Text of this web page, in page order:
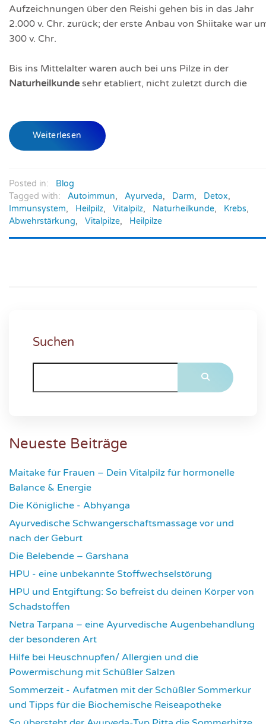
Aufzeichnungen über den Reishi gehen bis in das Jahr
2.000 v. Chr. zurück; der erste Anbau von Shiitake war
300 v. Chr.
Bis ins Mittelalter waren auch bei uns Pilze in der
Naturheilkunde sehr etabliert, nicht zuletzt durch die
Weiterlesen
Posted in:
Blog
Tagged with:
Autoimmun, Ayurveda, Darm, Detox,
Immunsystem, Heilpilz, Vitalpilz, Naturheilkunde, Krebs,
Abwehrstärkung, Vitalpilze, Heilpilze
Suchen
Neueste Beiträge
Maitake für Frauen – Dein Vitalpilz für hormonelle
Balance & Energie
Die Königliche - Abhyanga
Ayurvedische Schwangerschaftsmassage vor und
nach der Geburt
Die Belebende – Garshana
HPU - eine unbekannte Stoffwechselstörung
HPU und Entgiftung: So befreist du deinen Körper von
Schadstoffen
Netra Tarpana – eine Ayurvedische Augenbehandlung
der besonderen Art
Hilfe bei Heuschnupfen/ Allergien und die
Powermischung mit Schüßler Salzen
Sommerzeit - Aufatmen mit der Schüßler Sommerkur
und Tipps für die Biochemische Reiseapotheke